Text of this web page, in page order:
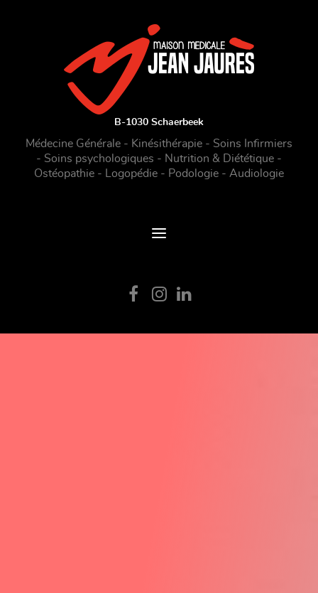
B-1030 Schaerbeek
Médecine Générale - Kinésithérapie - Soins Infirmiers
- Soins psychologiques - Nutrition & Diététique -
Ostéopathie - Logopédie - Podologie - Audiologie